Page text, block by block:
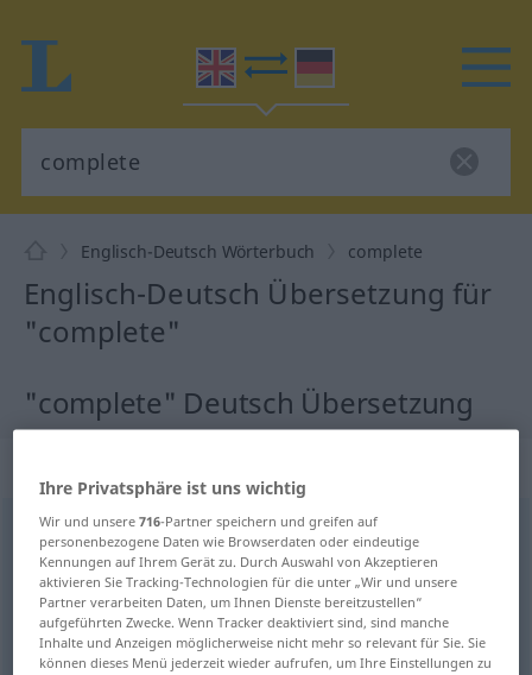
Englisch-Deutsch Wörterbuch complete
Englisch-Deutsch Übersetzung für
"complete"
"complete" Deutsch Übersetzung
complete [kəmˈpliːt] adj
Übersicht aller Übersetzungen
(Für mehr Details die Übersetzung anklicken/antippen)
komplett, vollständig, vollkommen, ganz, total
Ihre Privatsphäre ist uns wichtig
Wir und unsere716-Partner speichern und greifen auf
personenbezogene Daten wie Browserdaten oder eindeutige
Kennungen auf Ihrem Gerät zu. Durch Auswahl von Akzeptieren
aktivieren Sie Tracking-Technologien für die unter „Wir und unsere
Partner verarbeiten Daten, um Ihnen Dienste bereitzustellen“
aufgeführten Zwecke. Wenn Tracker deaktiviert sind, sind manche
Inhalte und Anzeigen möglicherweise nicht mehr so relevant für Sie. Sie
können dieses Menü jederzeit wieder aufrufen, um Ihre Einstellungen zu